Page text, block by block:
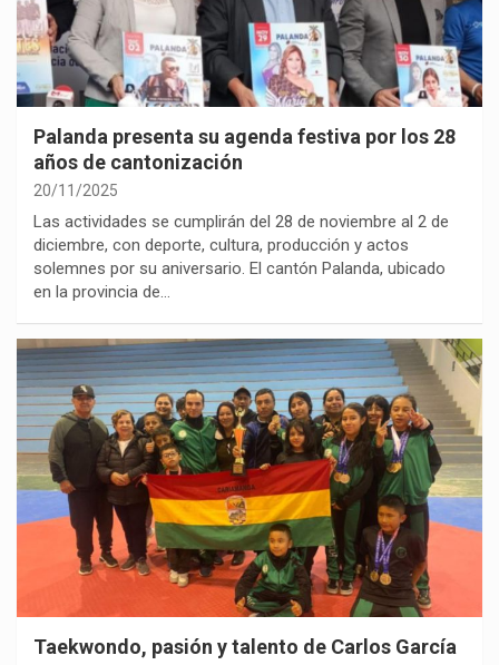
Palanda presenta su agenda festiva por los 28
años de cantonización
20/11/2025
Las actividades se cumplirán del 28 de noviembre al 2 de
diciembre, con deporte, cultura, producción y actos
solemnes por su aniversario. El cantón Palanda, ubicado
en la provincia de…
Taekwondo, pasión y talento de Carlos García